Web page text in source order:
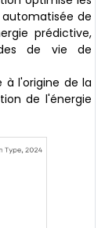
de
prédictive,
de vie de
à l'origine de la
de l'énergie